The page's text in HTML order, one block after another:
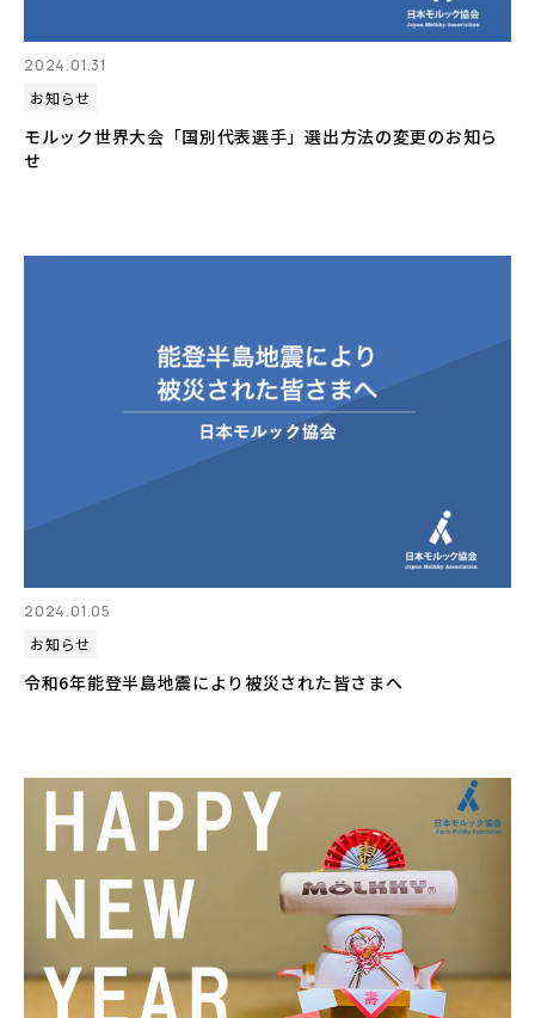
2024.01.31
お知らせ
モルック世界大会「国別代表選手」選出方法の変更のお知ら
せ
2024.01.05
お知らせ
令和6年能登半島地震により被災された皆さまへ